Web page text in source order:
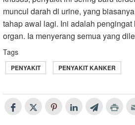
muncul darah di urine, yang
tahap awal lagi. Ini adalah
organ. Ia menyerang semua yang
Tags
PENYAKIT PENYAKIT KANKER